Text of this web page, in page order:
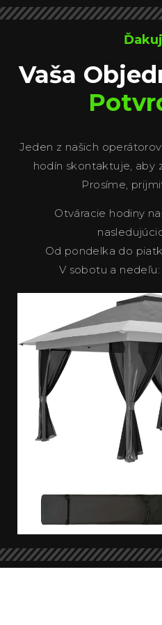
Vaša
Jeden z našich
hodín skontaktuje, aby
Prosíme,
Otváracie hodiny
Od pondelka do
V sobotu a nedeľu: